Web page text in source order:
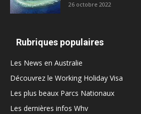
26 octobre 2022
Rubriques populaires
Les News en Australie
Découvrez le Working Holiday Visa
Les plus beaux Parcs Nationaux
Les dernières infos Whv